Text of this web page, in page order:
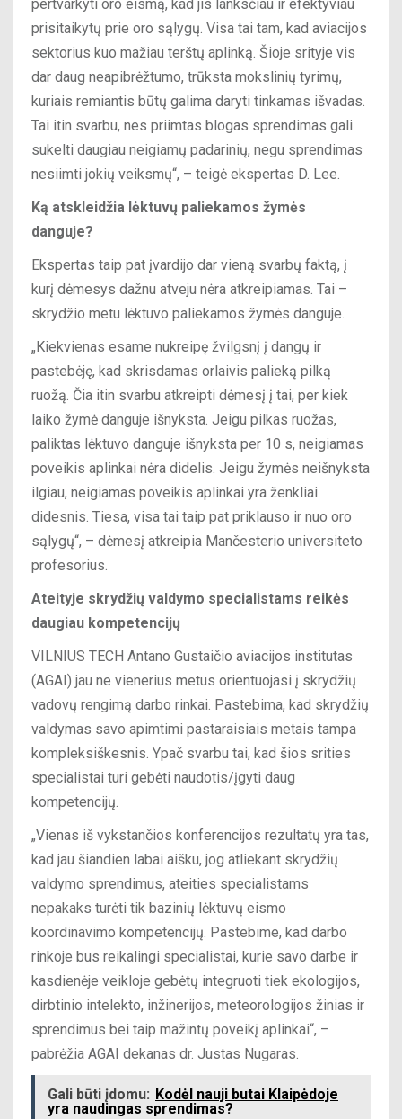
pertvarkyti oro eismą, kad jis lanksčiau ir efektyviau
prisitaikytų prie oro sąlygų. Visa tai tam, kad aviacijos
sektorius kuo mažiau terštų aplinką. Šioje srityje vis
dar daug neapibrėžtumo, trūksta mokslinių tyrimų,
kuriais remiantis būtų galima daryti tinkamas išvadas.
Tai itin svarbu, nes priimtas blogas sprendimas gali
sukelti daugiau neigiamų padarinių, negu sprendimas
nesiimti jokių veiksmų“, – teigė ekspertas D. Lee.
Ką atskleidžia lėktuvų paliekamos žymės
danguje?
Ekspertas taip pat įvardijo dar vieną svarbų faktą, į
kurį dėmesys dažnu atveju nėra atkreipiamas. Tai –
skrydžio metu lėktuvo paliekamos žymės danguje.
„Kiekvienas esame nukreipę žvilgsnį į dangų ir
pastebėję, kad skrisdamas orlaivis palieką pilką
ruožą. Čia itin svarbu atkreipti dėmesį į tai, per kiek
laiko žymė danguje išnyksta. Jeigu pilkas ruožas,
paliktas lėktuvo danguje išnyksta per 10 s, neigiamas
poveikis aplinkai nėra didelis. Jeigu žymės neišnyksta
ilgiau, neigiamas poveikis aplinkai yra ženkliai
didesnis. Tiesa, visa tai taip pat priklauso ir nuo oro
sąlygų“, – dėmesį atkreipia Mančesterio universiteto
profesorius.
Ateityje skrydžių valdymo specialistams reikės
daugiau kompetencijų
VILNIUS TECH Antano Gustaičio aviacijos institutas
(AGAI) jau ne vienerius metus orientuojasi į skrydžių
vadovų rengimą darbo rinkai. Pastebima, kad skrydžių
valdymas savo apimtimi pastaraisiais metais tampa
kompleksiškesnis. Ypač svarbu tai, kad šios srities
specialistai turi gebėti naudotis/įgyti daug
kompetencijų.
„Vienas iš vykstančios konferencijos rezultatų yra tas,
kad jau šiandien labai aišku, jog atliekant skrydžių
valdymo sprendimus, ateities specialistams
nepakaks turėti tik bazinių lėktuvų eismo
koordinavimo kompetencijų. Pastebime, kad darbo
rinkoje bus reikalingi specialistai, kurie savo darbe ir
kasdienėje veikloje gebėtų integruoti tiek ekologijos,
dirbtinio intelekto, inžinerijos, meteorologijos žinias ir
sprendimus bei taip mažintų poveikį aplinkai“, –
pabrėžia AGAI dekanas dr. Justas Nugaras.
Gali būti įdomu: Kodėl nauji butai Klaipėdoje
yra naudingas sprendimas?